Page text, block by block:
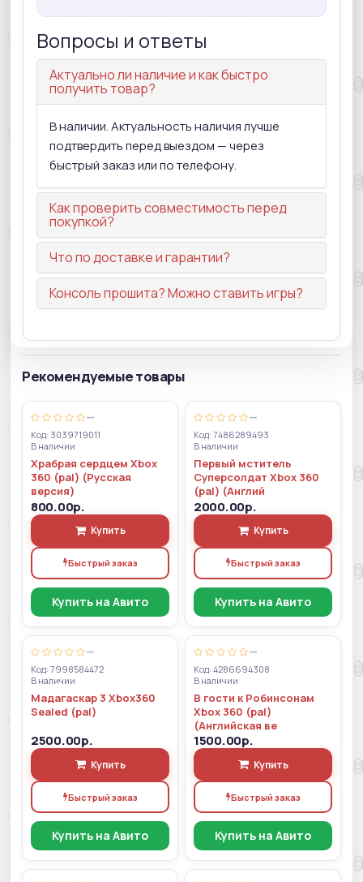
Вопросы и ответы
Актуально ли наличие и как быстро
получить товар?
В наличии. Актуальность наличия лучше
подтвердить перед выездом — через
быстрый заказ или по телефону.
Как проверить совместимость перед
покупкой?
Что по доставке и гарантии?
Консоль прошита? Можно ставить игры?
Рекомендуемые товары
—
Код: 3039719011
В наличии
Храбрая сердцем Xbox
360 (pal) (Русская
версия)
800.00р.
Купить
Быстрый заказ
Купить на Авито
—
Код: 7486289493
В наличии
Первый мститель
Суперсолдат Xbox 360
(pal) (Англий
2000.00р.
Купить
Быстрый заказ
Купить на Авито
—
Код: 7998584472
В наличии
Мадагаскар 3 Xbox360
Sealed (pal)
2500.00р.
Купить
Быстрый заказ
Купить на Авито
—
Код: 4286694308
В наличии
В гости к Робинсонам
Xbox 360 (pal)
(Английская ве
1500.00р.
Купить
Быстрый заказ
Купить на Авито